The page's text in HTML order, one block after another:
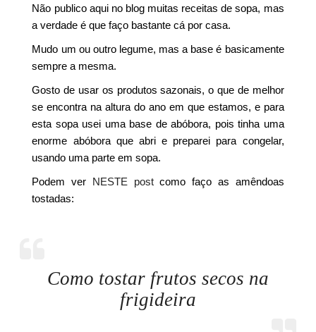
Não publico aqui no blog muitas receitas de sopa, mas
a verdade é que faço bastante cá por casa.
Mudo um ou outro legume, mas a base é basicamente
sempre a mesma.
Gosto de usar os produtos sazonais, o que de melhor
se encontra na altura do ano em que estamos, e para
esta sopa usei uma base de abóbora, pois tinha uma
enorme abóbora que abri e preparei para congelar,
usando uma parte em sopa.
Podem ver NESTE postcomo faço as amêndoas
tostadas:
Como tostar frutos secos na
frigideira